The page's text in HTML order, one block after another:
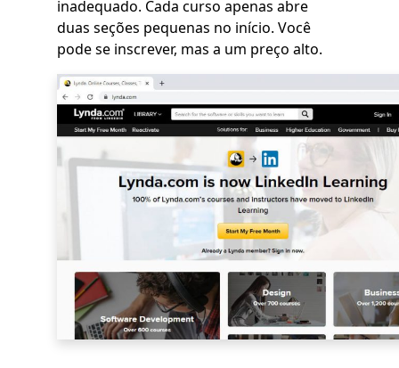
inadequado. Cada curso apenas abre
duas seções pequenas no início. Você
pode se inscrever, mas a um preço alto.